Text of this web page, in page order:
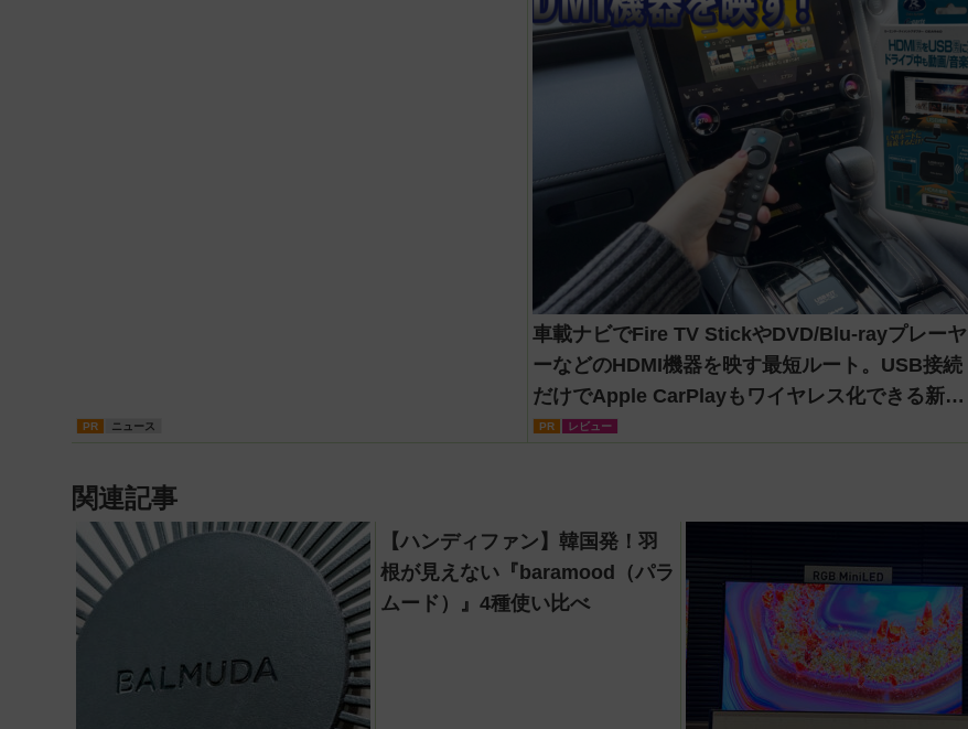
PR ニュース
車載ナビでFire TV StickやDVD/Blu-rayプレーヤ
ーなどのHDMI機器を映す最短ルート。USB接続
だけでApple CarPlayもワイヤレス化できる新機
軸アダプターを徹底解説【データシステム
PR レビュー
関連記事
【ハンディファン】韓国発！羽
根が見えない『baramood（パラ
ムード）』4種使い比べ